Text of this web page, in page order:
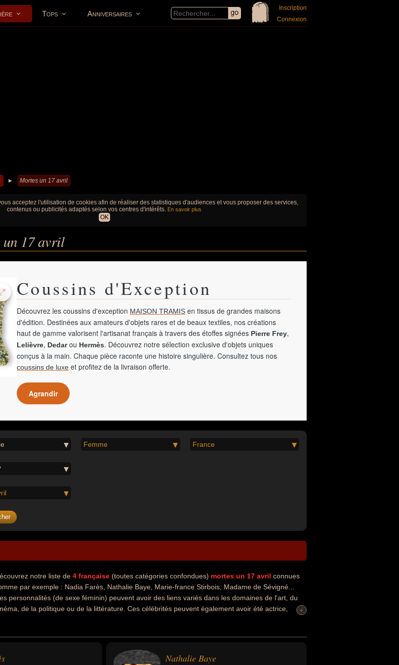
Tops Anniversaires
Inscription
Connexion
► Mortes un 17 avril
acceptez l'utilisation de cookies afin de réaliser des statistiques d'audiences et vous proposer des services,
contenus ou publicités adaptés selon vos centres d'intérêts. En savoir plus
OK
un 17 avril
Coussins d'Exception
Découvrez les coussins d'exception MAISON TRAMIS en tissus de grandes maisons
d'édition. Destinées aux amateurs d'objets rares et de beaux textiles, nos créations
haut de gamme valorisent l'artisanat français à travers des étoffes signées Pierre Frey,
Lelièvre, Dedarou Hermès. Découvrez notre sélection exclusive d'objets uniques
conçus à la main. Chaque pièce raconte une histoire singulière. Consultez tous nos
coussins de luxe et profitez de la livraison offerte.
Agrandir
Femme France
notre liste de 4 française (toutes catégories confondues) mortes un 17 avril connues
par exemple : Nadia Farès, Nathalie Baye, Marie-france Stirbois, Madame de Sévigné...
personnalités (de sexe féminin) peuvent avoir des liens variés dans les domaines de l'art, du
de la politique ou de la littérature. Ces célébrités peuvent également avoir été actrice,
+
Nathalie Baye